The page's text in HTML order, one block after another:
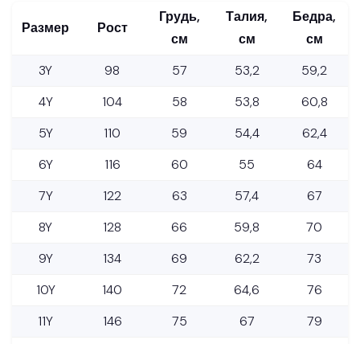
Размер Рост
Грудь,
см
Талия,
см
Бедра,
см
3Y
98 57 53,2
59,2
4Y
104 58 53,8
60,8
5Y
110 59 54,4
62,4
6Y
116 60 55
64
7Y
122 63 57,4
67
8Y
128 66 59,8
70
9Y
134 69 62,2
73
10Y
140 72 64,6
76
11Y
146 75 67
79